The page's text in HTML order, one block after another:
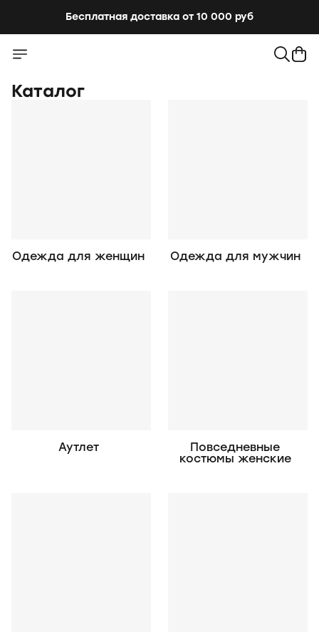
Бесплатная доставка от 10 000 руб
Каталог
Одежда для женщин Одежда для мужчин
Аутлет
Повседневные
костюмы женские